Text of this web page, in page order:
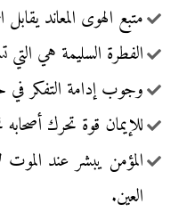
متبع الهوى المعاند
الفطرة السليمة هي
وجوب إدامة التفكر في
للإيمان قوة تحرك
المؤمن يبشر عند الموت
العين.